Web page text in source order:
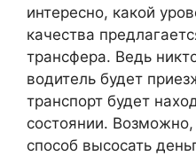
интересно, какой
качества
трансфера. Ведь
водитель будет
транспорт будет
состоянии.
способ высосать